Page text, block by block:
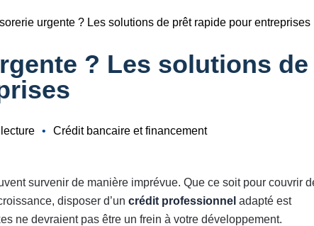
urgente ? Les solutions de prêt rapide pour entreprises
? Les solutions de
• Crédit bancaire et financement
survenir de manière imprévue. Que ce soit pour couvrir
disposer d’un crédit professionnel adapté est
ne devraient pas être un frein à votre développement.